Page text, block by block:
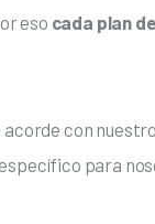
eso cada plan
con
para